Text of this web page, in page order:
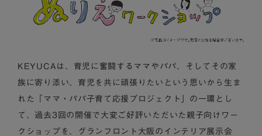
KEYUCAは、育児に奮闘するママやパパ、そしてその家
族に寄り添い、育児を共に頑張りたいという思いから生ま
れた「ママ・パパ子育て応援プロジェクト」の一環とし
て、過去3回の開催で大変ご好評いただいた親子向けワー
クショップを、グランフロント大阪のインテリア展示会